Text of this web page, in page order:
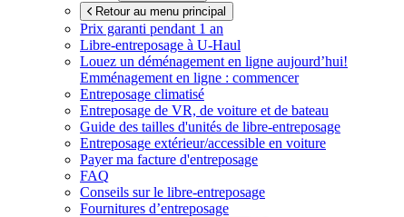
Retour au menu principal
Prix garanti pendant 1 an
Libre-entreposage à U-Haul
Louez un déménagement en ligne aujourd’hui!
Emménagement en ligne : commencer
Entreposage climatisé
Entreposage de VR, de voiture et de bateau
Guide des tailles d'unités de libre-entreposage
Entreposage extérieur/accessible en voiture
Payer ma facture d'entreposage
FAQ
Conseils sur le libre-entreposage
Fournitures d’entreposage